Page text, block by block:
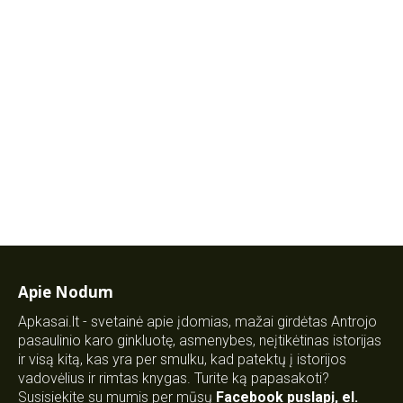
Apie Nodum
Apkasai.lt - svetainė apie įdomias, mažai girdėtas Antrojo
pasaulinio karo ginkluotę, asmenybes, neįtikėtinas istorijas
ir visą kitą, kas yra per smulku, kad patektų į istorijos
vadovėlius ir rimtas knygas. Turite ką papasakoti?
Susisiekite su mumis per mūsų Facebook puslapį, el.